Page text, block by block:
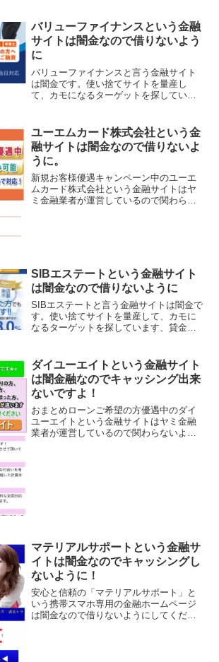
バリューファイナンスという金融
サイトは闇金なので借りないよう
に
バリューファイナンスと言う金融サイト
は闇金です。使い捨てサイトを量産し
て、カモになるターゲットを探していま
いない違法業者なので、絶対に申し込ま
ないようにしてください。今...
ユーエムカード株式会社という金
融サイトは闇金なので借りないよ
うに。
新規お客様優遇キャンペーン中のユーエ
ムカード株式会社という金融サイトはヤ
ミ金融業者が運営しているので関わらな
SIBエステートという金融サイト
は闇金なので借りないように
SIBエステートと言う金融サイトは闇金で
す。使い捨てサイトを量産して、カモに
なるターゲットを探しています、貸金会
業者なので、絶対に申し込まないように
してください。今現在...
ダイユーエイトという金融サイト
は闇金融なのでキャッシング出来
ないですよ！
おまとめローンご希望の方優遇中のダイ
ユーエイトという金融サイトはヤミ金融
業者が運営しているので関わらないよう
マテリアルサポートという金融サ
イトは闇金なのでキャッシングし
ないように！
安心と信頼の「マテリアルサポート」と
いう携帯スマホ専用の金融ホームページ
は闇金なので借りないようにしてくださ